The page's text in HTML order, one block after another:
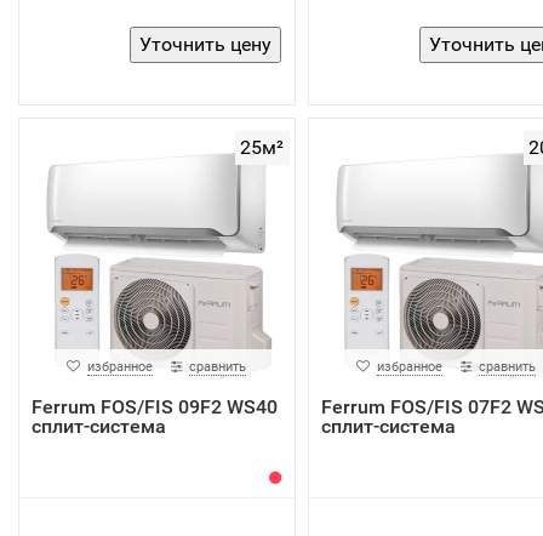
25м²
избранное сравнить
Ferrum FOS/FIS 09F2 WS40
сплит-система
избранное сравнить
Ferrum FOS/FIS 07F2
сплит-система